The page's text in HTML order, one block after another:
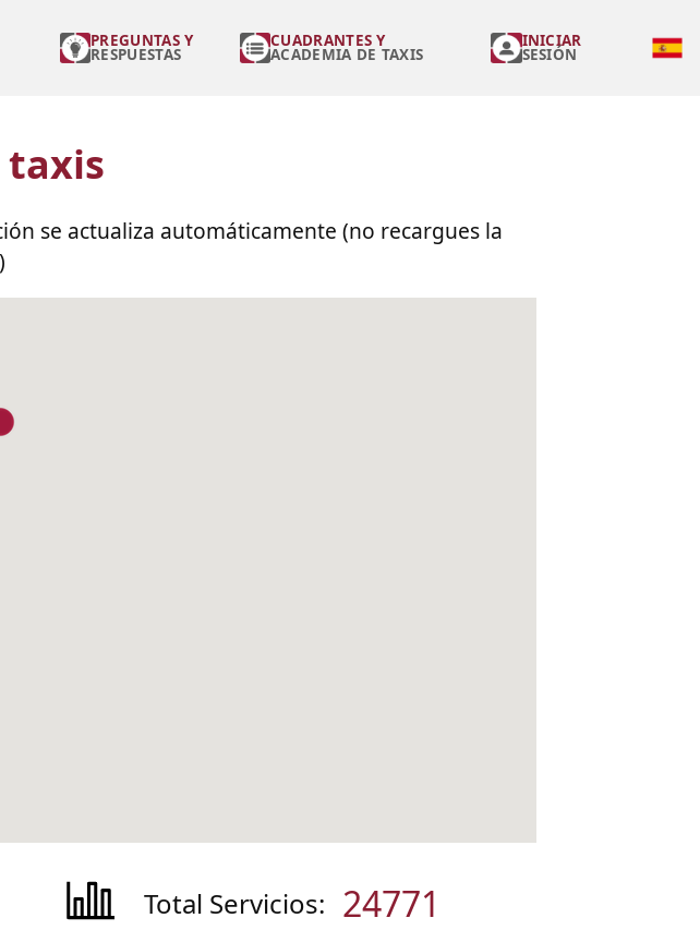
PREGUNTAS Y
RESPUESTAS
CUADRANTES Y
ACADEMIA DE TAXIS
INICIAR
SESIÓN
taxis
se actualiza automáticamente (no recargues la
Total Servicios: 24771